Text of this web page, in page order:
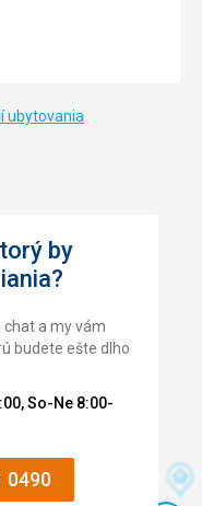
velmi dobrý, výběr
Ve městě pak
za přijatelnou
nad výší při ubohé
skvělá lokalita
pomocou
ubytovania
by
a my vám
budete ešte dlho
So-Ne 8:00-
0490